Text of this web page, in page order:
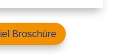
Broschüre